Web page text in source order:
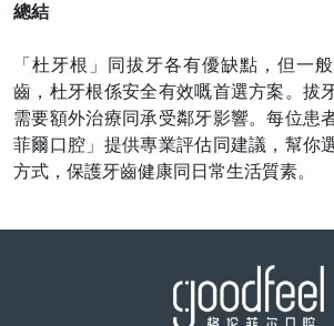
總結
「杜牙根」同拔牙各有優缺點，但一
齒，杜牙根係安全有效嘅首選方案。拔
需要額外治療同承受鄰牙影響。每位患
菲爾口腔 」提供專業評估同建議，幫你
方式，保護牙齒健康同日常生活質素。